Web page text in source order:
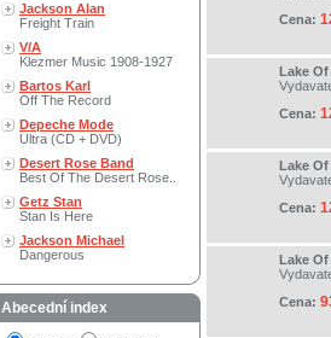
Jackson Alan
Freight Train
V/A
Klezmer Music 1908-1927
Bartos Karl
Off The Record
Depeche Mode
Ultra (CD + DVD)
Desert Rose Band
Best Of The Desert Rose..
Getz Stan
Stan Is Here
Jackson Michael
Dangerous
Abecední index
Cena:
Lake
Cena:
Lake
Cena:
Lake
Cena: